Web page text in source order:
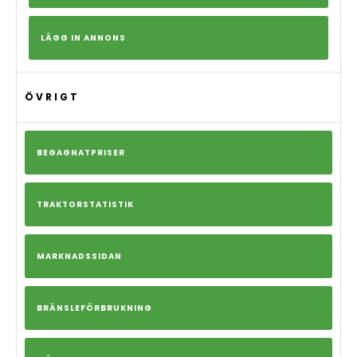
LÄGG IN ANNONS
ÖVRIGT
BEGAGNATPRISER
TRAKTORSTATISTIK
MARKNADSSIDAN
BRÄNSLEFÖRBRUKNING